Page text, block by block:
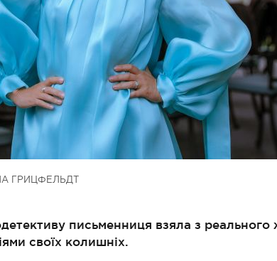
ГРИЦФЕЛЬДТ
письменниця взяла з реального
своїх колишніх.